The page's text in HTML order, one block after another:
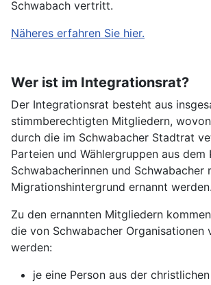
Schwabach vertritt.
Näheres erfahren Sie hier.
Wer ist im Integrationsrat?
Der Integrationsrat besteht aus
stimmberechtigten Mitgliedern,
durch die im Schwabacher Stadtrat
Parteien und Wählergruppen aus dem
Schwabacherinnen und Schwabacher
Migrationshintergrund ernannt werden.
Zu den ernannten Mitgliedern
die von Schwabacher Organisationen
werden:
je eine Person aus der